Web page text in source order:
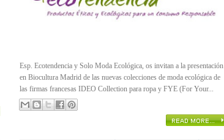
Esp. Ecotendencia y Solo Moda Ecológica, os invitan a la presentación
en Biocultura Madrid de las nuevas colecciones de moda ecológica de
las firmas francesas IDEO Collection para ropa y FYE (For Your...